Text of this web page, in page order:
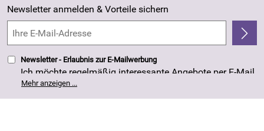
Made in Germany
4,8/5*****
Newsletter anmelden & Vorteile sichern
Newsletter - Erlaubnis zur E-Mailwerbung
Ich möchte regelmäßig interessante Angebote per E-Mail
erhalten. Meine E-Mail-Adresse wird nicht an andere
Unternehmen weitergegeben. Die Einwilligung zur
Nutzung meiner E-Mail- Adresse für Werbezwecke kann
Mehr anzeigen ...